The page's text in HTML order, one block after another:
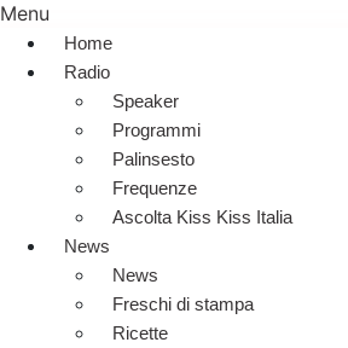
Menu
Home
Radio
Speaker
Programmi
Palinsesto
Frequenze
Ascolta Kiss Kiss Italia
News
News
Freschi di stampa
Ricette